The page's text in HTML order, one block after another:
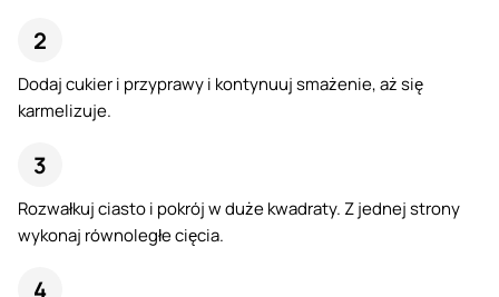
Dodaj cukier i przyprawy i kontynuuj smażenie, aż się
karmelizuje.
Rozwałkuj ciasto i pokrój w duże kwadraty. Z jednej strony
wykonaj równoległe cięcia.